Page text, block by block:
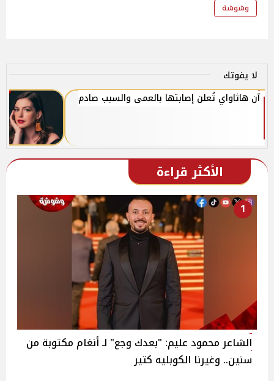
وشوشة
لا يفوتك
آن هاثاواي تُعلن إصابتها بالعمى والسبب صادم
الأكثر قراءة
1
الشاعر محمود عليم: "بعدك وجع" لـ أنغام مكتوبة من
سنين.. وغيرنا الكوبليه كتير